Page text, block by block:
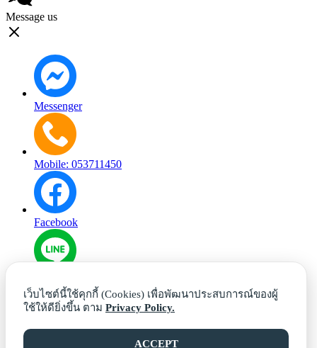
Message us
Messenger
Mobile: 053711450
Facebook
เว็บไซต์นี้ใช้คุกกี้ (Cookies) เพื่อพัฒนาประสบการณ์ของผู้
ใช้ให้ดียิ่งขึ้น ตาม Privacy Policy.
ACCEPT